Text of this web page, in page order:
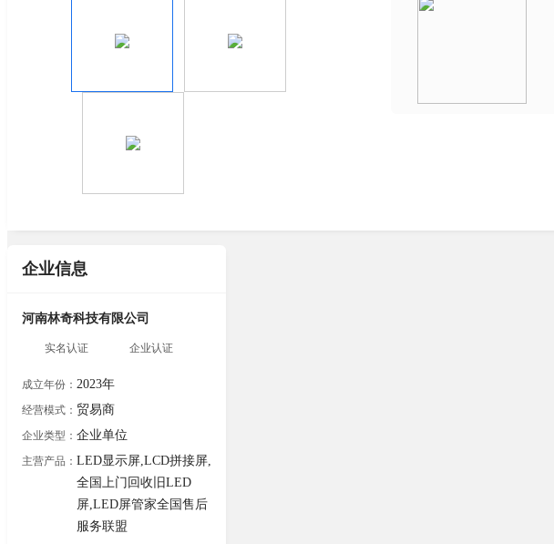
企业信息
河南林奇科技有限公司
实名认证 企业认证
成立年份： 2023年
经营模式： 贸易商
企业类型： 企业单位
主营产品： LED显示屏,LCD拼接屏,
全国上门回收旧LED
屏,LED屏管家全国售后
服务联盟